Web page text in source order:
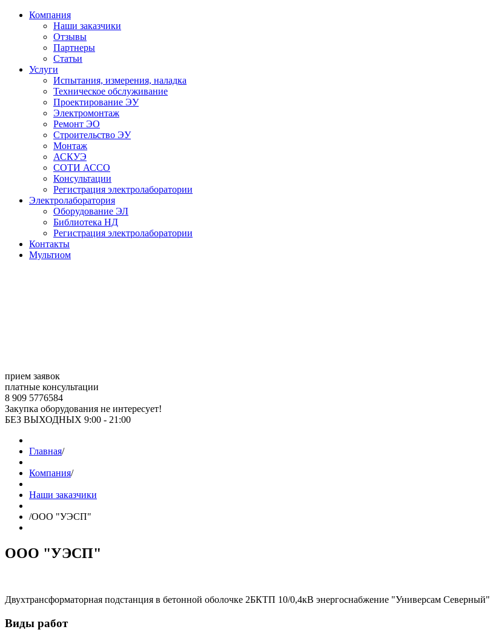
Компания
Наши заказчики
Отзывы
Партнеры
Статьи
Услуги
Испытания, измерения, наладка
Техническое обслуживание
Проектирование ЭУ
Электромонтаж
Ремонт ЭО
Строительство ЭУ
Монтаж
АСКУЭ
СОТИ АССО
Консультации
Регистрация электролаборатории
Электролаборатория
Оборудование ЭЛ
Библиотека НД
Регистрация электролаборатории
Контакты
Мультиом
прием заявок
платные консультации
8 909 5776584
Закупка оборудования не интересует!
БЕЗ ВЫХОДНЫХ 9:00 - 21:00
Главная/
Компания/
Наши заказчики
/ООО "УЭСП"
ООО "УЭСП"
Двухтрансформаторная подстанция в бетонной оболочке 2БКТП 10/0,4кВ энергоснабжение "Универсам Северный"
Виды работ